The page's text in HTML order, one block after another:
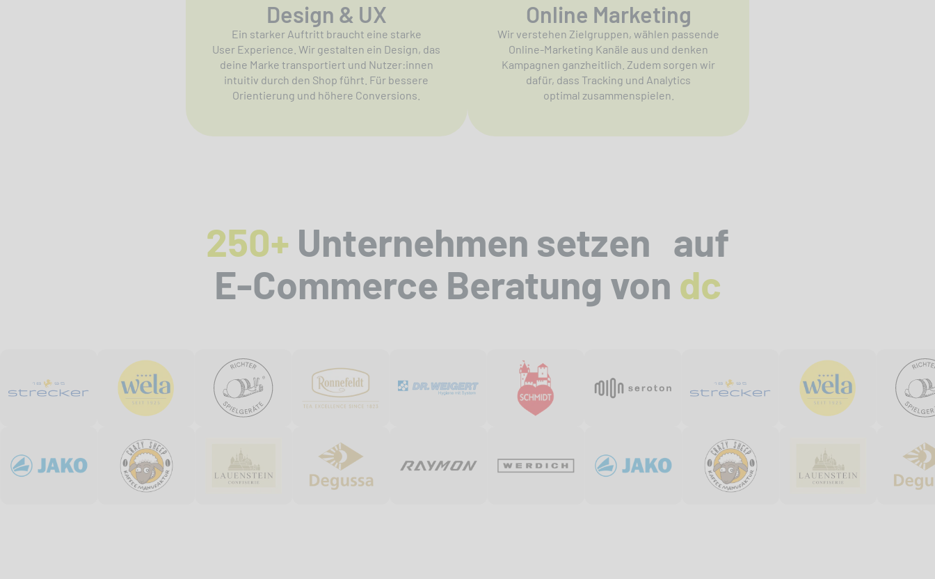
Design & UX
Ein starker Auftritt braucht eine starke
User Experience. Wir gestalten ein Design, das
deine Marke transportiert und Nutzer:innen
intuitiv durch den Shop führt. Für bessere
Orientierung und höhere Conversions.
Online Marketing
Wir verstehen Zielgruppen, wählen passende
Online-Marketing Kanäle aus und denken
Kampagnen ganzheitlich. Zudem sorgen wir
dafür, dass Tracking und Analytics
optimal zusammenspielen.
250+ Unternehmen setzen auf
E-Commerce Beratung von dc